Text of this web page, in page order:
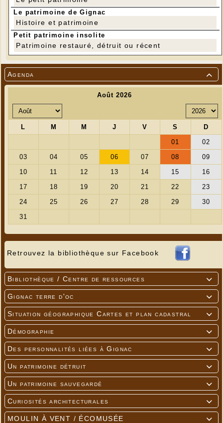

Agenda
Retrouvez la bibliothèque sur Facebook

Bibliothèque / Centre de ressources

Gignac terre d'oc

Situation géographique Cartes et plan cadastral

Démographie

Des personnalités liées à Gignac

Un patrimoine détruit

Un patrimoine sauvegardé

Curiosités architecturales

MOULIN À VENT / ÉCOMUSÉE
---
Le patrimoine de Gignac
Histoire et patrimoine
Petit patrimoine insolite
Patrimoine restauré, détruit ou récent